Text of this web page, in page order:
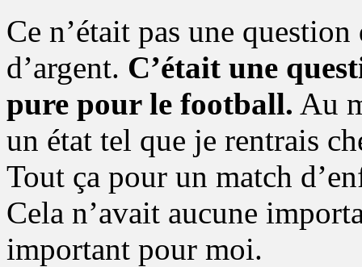
Ce n’était pas une
d’argent. C’était une
pure pour le football. Au
un état tel que je rentrais
Tout ça pour un match
Cela n’avait aucune
important pour moi.